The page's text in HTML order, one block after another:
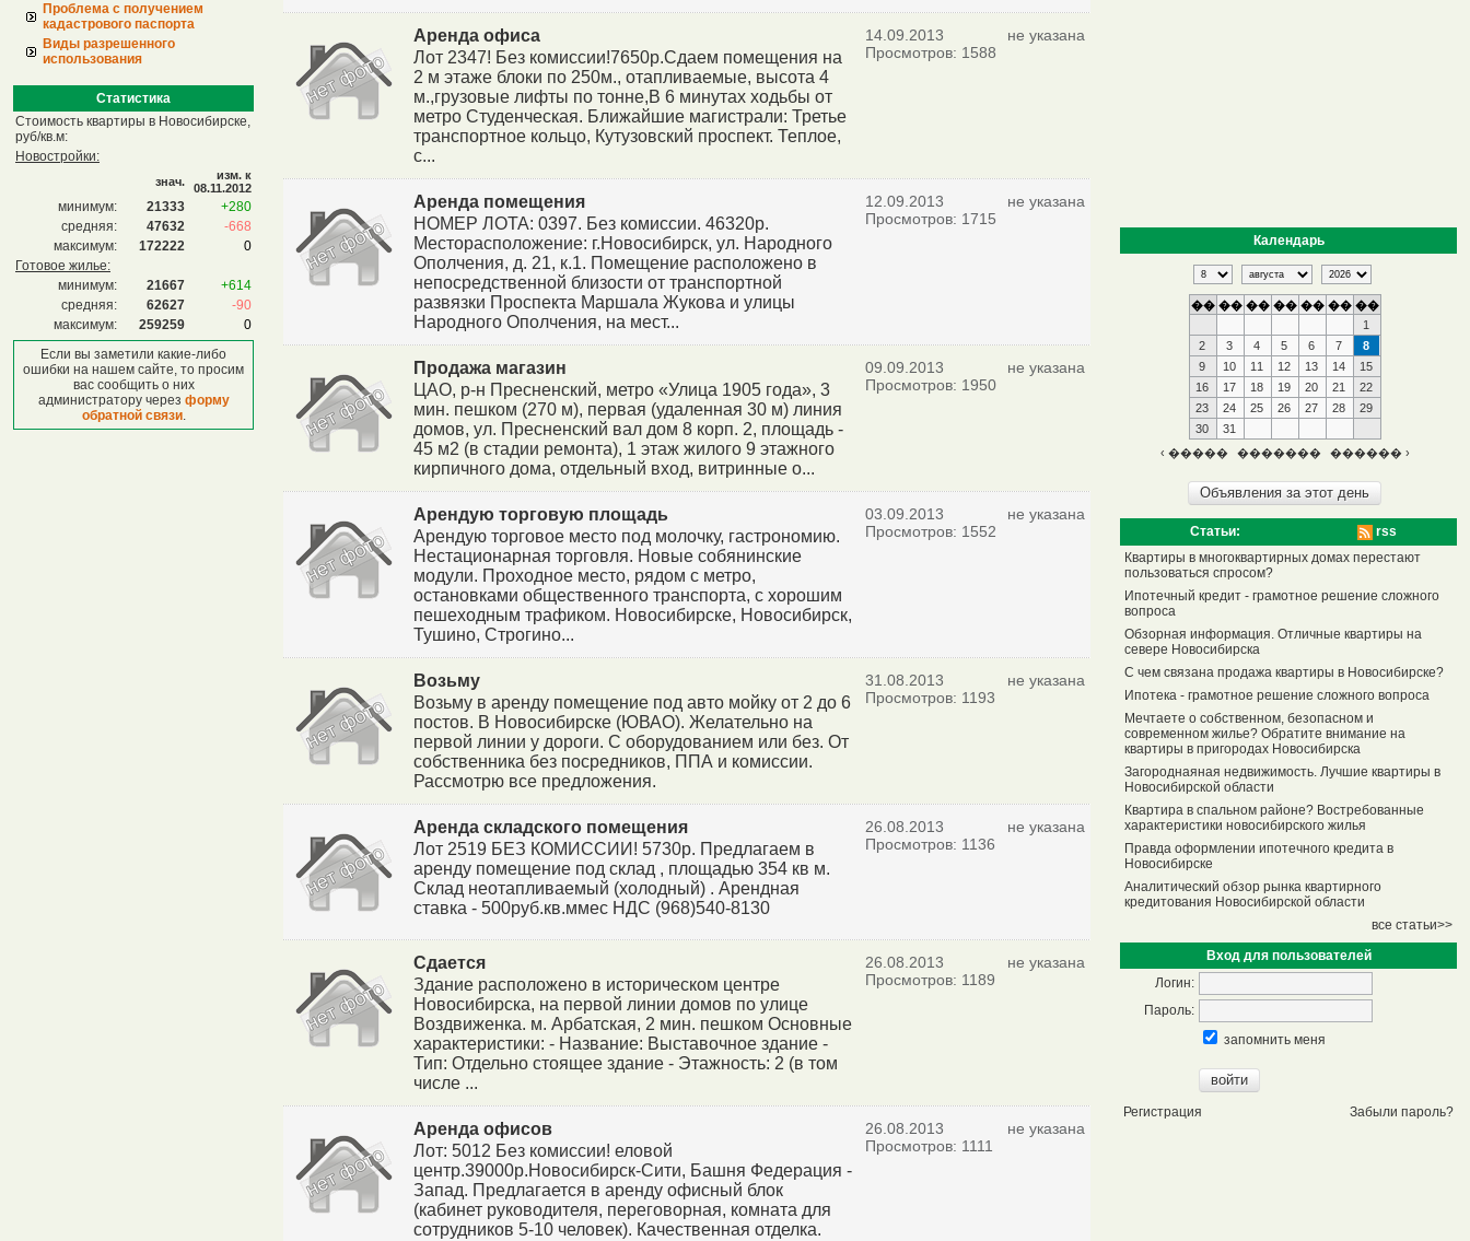
Проблема с получением
кадастрового паспорта
Виды разрешенного
использования
Статистика
Стоимость квартиры в Новосибирске,
руб/кв.м:
Новостройки:
знач.
изм. к
08.11.2012
минимум: 21333
+280
средняя:
47632
-668
максимум:
172222
0
Готовое жилье:
минимум:
21667
+614
средняя:
62627
-90
максимум:
259259
0
Если вы заметили какие-либо
ошибки на нашем сайте, то просим
вас сообщить о них
администратору через форму
обратной связи.
Аренда офиса
Лот 2347! Без комиссии!7650р.Сдаем помещения на
2 м этаже блоки по 250м., отапливаемые, высота 4
м.,грузовые лифты по тонне,В 6 минутах ходьбы от
метро Студенческая. Ближайшие магистрали: Третье
транспортное кольцо, Кутузовский проспект. Теплое,
с...
14.09.2013
Просмотров: 1588
не указана
Аренда помещения
НОМЕР ЛОТА: 0397. Без комиссии. 46320р.
Месторасположение: г.Новосибирск, ул. Народного
Ополчения, д. 21, к.1. Помещение расположено в
непосредственной близости от транспортной
развязки Проспекта Маршала Жукова и улицы
Народного Ополчения, на мест...
12.09.2013
Просмотров: 1715
не указана
Продажа магазин
ЦАО, р-н Пресненский, метро «Улица 1905 года», 3
мин. пешком (270 м), первая (удаленная 30 м) линия
домов, ул. Пресненский вал дом 8 корп. 2, площадь -
45 м2 (в стадии ремонта), 1 этаж жилого 9 этажного
кирпичного дома, отдельный вход, витринные о...
09.09.2013
Просмотров: 1950
не указана
Арендую торговую площадь
Арендую торговое место под молочку, гастрономию.
Нестационарная торговля. Новые собянинские
модули. Проходное место, рядом с метро,
остановками общественного транспорта, с хорошим
пешеходным трафиком. Новосибирске, Новосибирск,
Тушино, Строгино...
03.09.2013
Просмотров: 1552
не указана
Возьму
Возьму в аренду помещение под авто мойку от 2 до 6
постов. В Новосибирске (ЮВАО). Желательно на
первой линии у дороги. С оборудованием или без. От
собственника без посредников, ППА и комиссии.
Рассмотрю все предложения.
31.08.2013
Просмотров: 1193
не указана
Аренда складского помещения
Лот 2519 БЕЗ КОМИССИИ! 5730р. Предлагаем в
аренду помещение под склад , площадью 354 кв м.
Склад неотапливаемый (холодный) . Арендная
ставка - 500руб.кв.ммес НДС (968)540-8130
26.08.2013
Просмотров: 1136
не указана
Сдается
Здание расположено в историческом центре
Новосибирска, на первой линии домов по улице
Воздвиженка. м. Арбатская, 2 мин. пешком Основные
характеристики: - Название: Выставочное здание -
Тип: Отдельно стоящее здание - Этажность: 2 (в том
числе ...
26.08.2013
Просмотров: 1189
не указана
Аренда офисов
Лот: 5012 Без комиссии! еловой
центр.39000р.Новосибирск-Сити, Башня Федерация -
Запад. Предлагается в аренду офисный блок
(кабинет руководителя, переговорная, комната для
сотрудников 5-10 человек). Качественная отделка.
26.08.2013
Просмотров: 1111
не указана
Календарь
�� �� �� �� �� �� ��
1
2
3 4 5 6 7
8
9
10 11 12 13 14
15
16
17 18 19 20 21
22
23
24 25 26 27 28
29
30
31
‹ �����
������� ������ ›
Статьи:
rss
Квартиры в многоквартирных домах перестают
пользоваться спросом?
Ипотечный кредит - грамотное решение сложного
вопроса
Обзорная информация. Отличные квартиры на
севере Новосибирска
С чем связана продажа квартиры в Новосибирске?
Ипотека - грамотное решение сложного вопроса
Мечтаете о собственном, безопасном и
современном жилье? Обратите внимание на
квартиры в пригородах Новосибирска
Загороднаяная недвижимость. Лучшие квартиры в
Новосибирской области
Квартира в спальном районе? Востребованные
характеристики новосибирского жилья
Правда оформлении ипотечного кредита в
Новосибирске
Аналитический обзор рынка квартирного
кредитования Новосибирской области
все статьи>>
Вход для пользователей
Логин:
Пароль:
запомнить меня
Регистрация Забыли пароль?